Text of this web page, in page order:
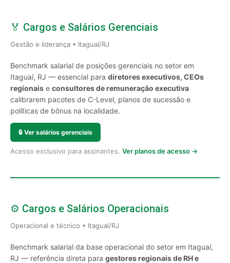
🏅 Cargos e Salários Gerenciais
Gestão e liderança • Itaguaí/RJ
Benchmark salarial de posições gerenciais no setor em
Itaguaí, RJ — essencial para diretores executivos, CEOs
regionais e consultores de remuneração executiva
calibrarem pacotes de C-Level, planos de sucessão e
políticas de bônus na localidade.
🔒 Ver salários gerenciais
Acesso exclusivo para assinantes. Ver planos de acesso →
⚙️ Cargos e Salários Operacionais
Operacional e técnico • Itaguaí/RJ
Benchmark salarial da base operacional do setor em Itaguaí,
RJ — referência direta para gestores regionais de RH e